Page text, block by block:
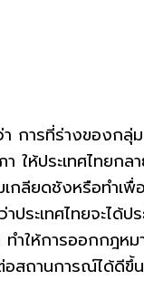
การที่ร่างของกลุ่
ให้ประเทศไทยกลา
เกลียดชังหรือทำเพื่
าประเทศไทยจะได้ป
ทำให้การออกกฎห
สถานการณ์ได้ดีขึ้น